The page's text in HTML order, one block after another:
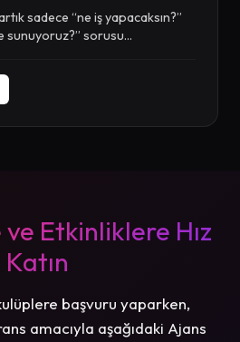
sadece “ne iş yapacaksın?”
sunuyoruz?” sorusu...
Etkinliklere Hız
Katın
başvuru yaparken,
amacıyla aşağıdaki Ajans